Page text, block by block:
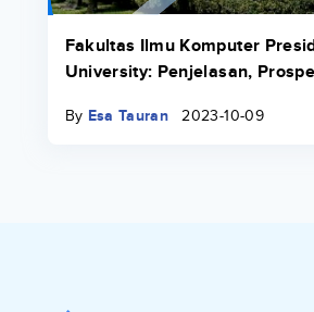
Fakultas Ilmu Komputer
University: Penjelasan,
By Esa Tauran 2023-10-09